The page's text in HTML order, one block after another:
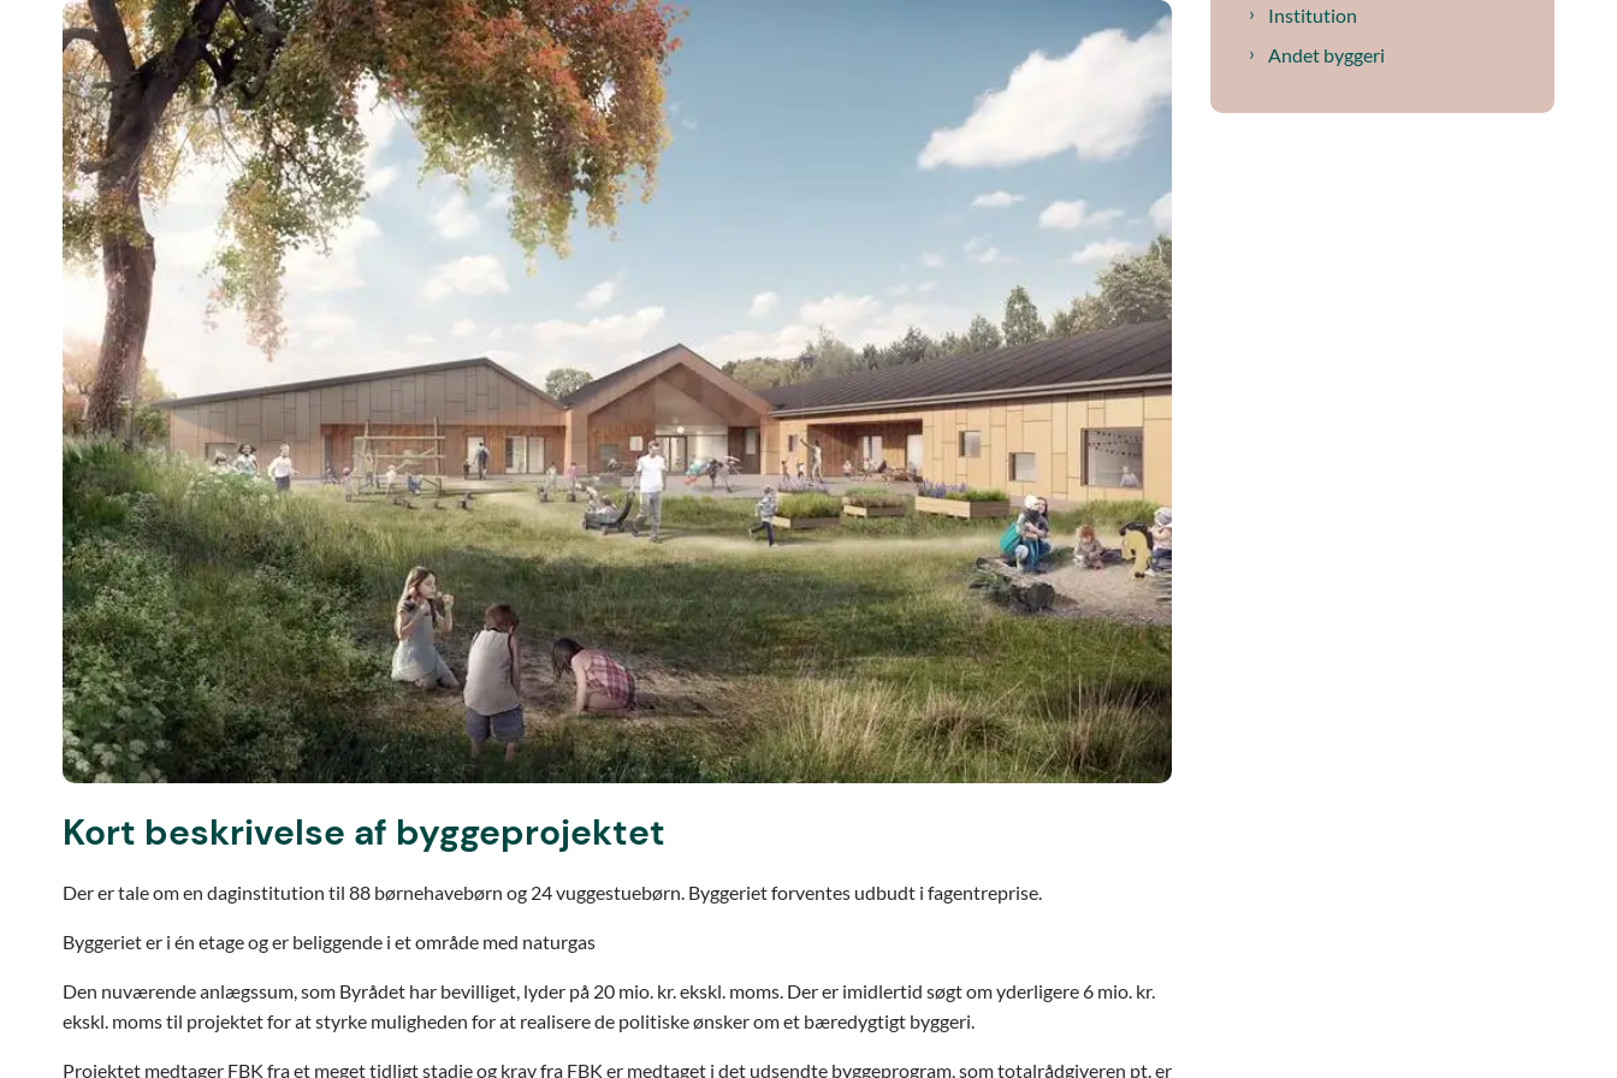
Kort beskrivelse af byggeprojektet
Der er tale om en daginstitution til 88 børnehavebørn og 24 vuggestuebørn. Byggeriet forventes udbudt i fagentreprise.
Byggeriet er i én etage og er beliggende i et område med naturgas
Den nuværende anlægssum, som Byrådet har bevilliget, lyder på 20 mio. kr. ekskl. moms. Der er imidlertid søgt om yderligere 6 mio. kr.
ekskl. moms til projektet for at styrke muligheden for at realisere de politiske ønsker om et bæredygtigt byggeri.
Projektet medtager FBK fra et meget tidligt stadie og krav fra FBK er medtaget i det udsendte byggeprogram, som totalrådgiveren pt. er
Institution
Andet byggeri